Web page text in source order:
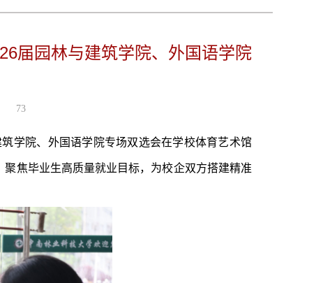
届园林与建筑学院、外国语学院
73
学院、外国语学院专场双选会在学校体育艺术馆
焦毕业生高质量就业目标，为校企双方搭建精准